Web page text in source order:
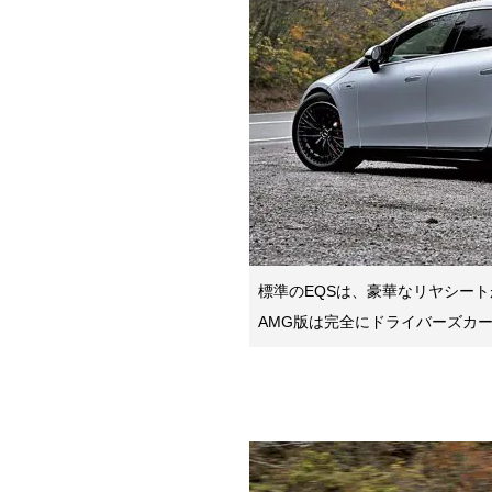
標準のEQSは、豪華なリヤシー
AMG版は完全にドライバーズカー